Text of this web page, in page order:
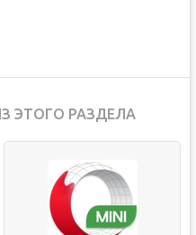
ЭТОГО РАЗДЕЛА